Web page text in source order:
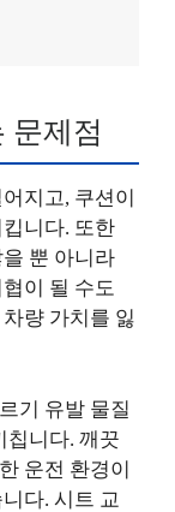
문제점
지고, 쿠션이
니다. 또한
뿐 아니라
이 될 수도
량 가치를 잃
기 유발 물질
칩니다. 깨끗
운전 환경이
다. 시트 교